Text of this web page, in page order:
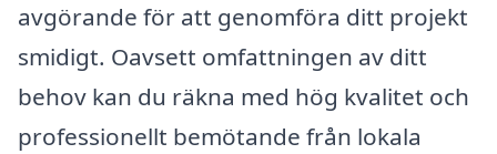
avgörande för att genomföra ditt projekt
smidigt. Oavsett omfattningen av ditt
behov kan du räkna med hög kvalitet och
professionellt bemötande från lokala